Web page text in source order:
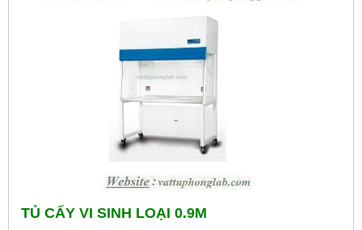
TỦ CẤY VI SINH LOẠI 0.9M